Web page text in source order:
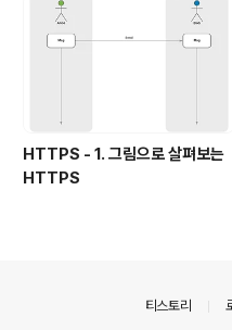
HTTPS - 1. 그림으로 살펴보는
HTTPS
티스토리